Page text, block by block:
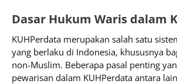
Dasar Hukum Waris dalam
KUHPerdata merupakan salah satu
yang berlaku di Indonesia, khususnya
non-Muslim. Beberapa pasal penting
pewarisan dalam KUHPerdata antara